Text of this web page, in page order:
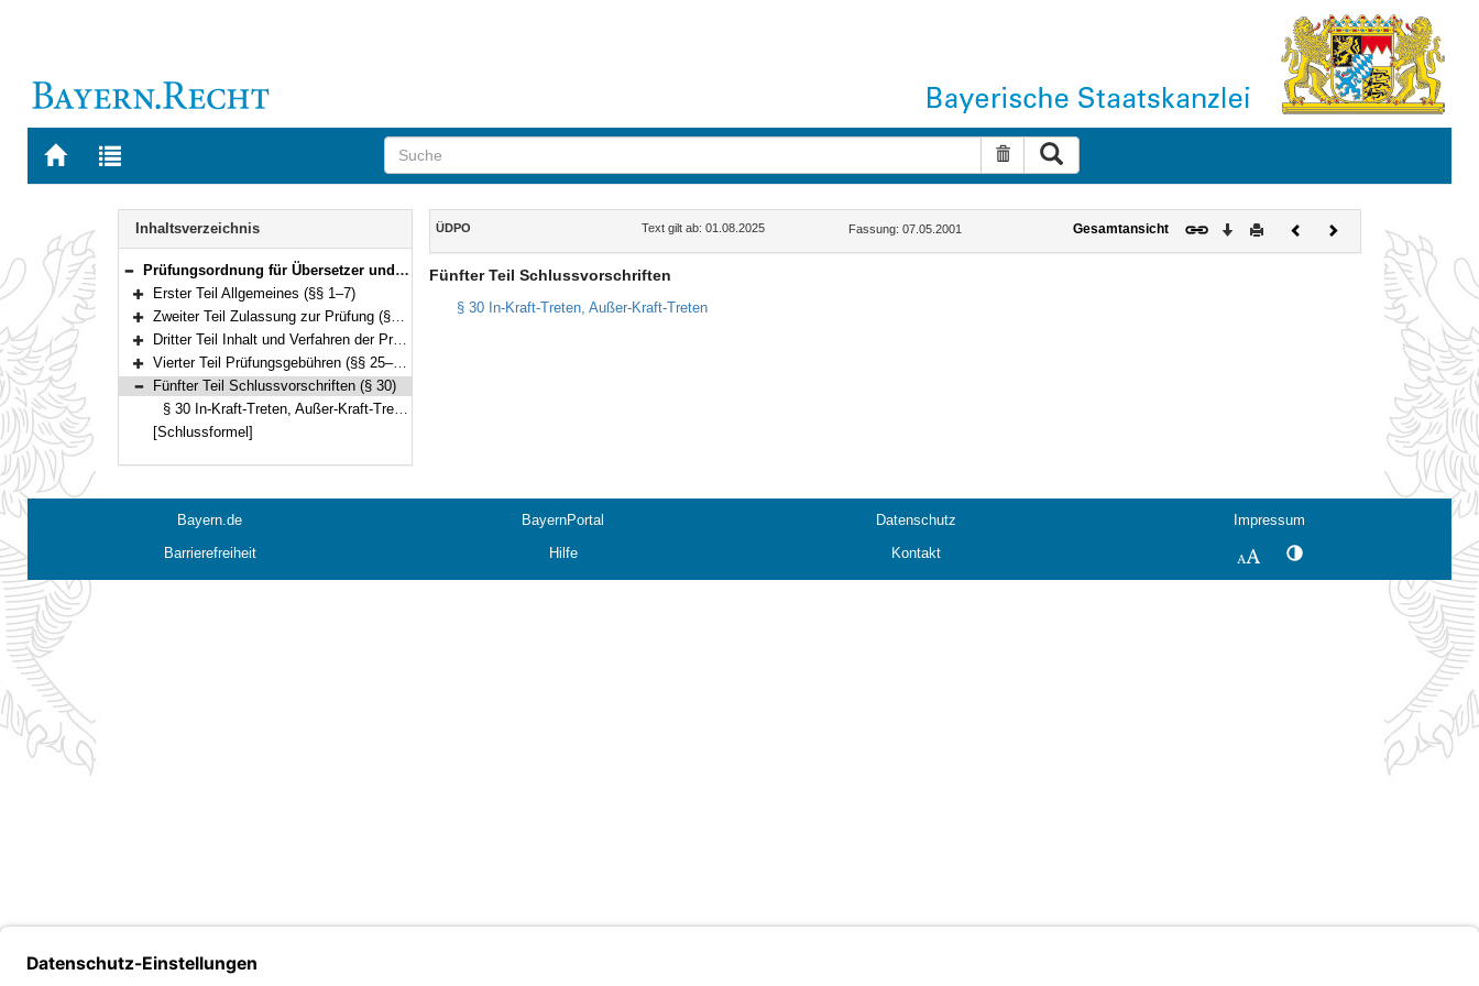
Zur
BAYERN.RECHT
Zur
letzten
Suche zurücksetzen
Navigation
Inhaltsverzeichnis
Bereich reduzieren
Prüfungsordnung für Übersetzer und Dolmetscher (ÜDPO) Vom 7. Mai 2001 (GVBl. S. 255) BayRS 2236-9-3-K (§§ 1–30)
Bereich erweitern
Erster Teil Allgemeines (§§ 1–7)
Bereich erweitern
Zweiter Teil Zulassung zur Prüfung (§§ 8–11)
Bereich erweitern
Dritter Teil Inhalt und Verfahren der Prüfung (§§ 12–24)
Bereich erweitern
Vierter Teil Prüfungsgebühren (§§ 25–29)
Bereich reduzieren
Fünfter Teil Schlussvorschriften (§ 30)
§ 30 In-Kraft-Treten, Außer-Kraft-Treten
[Schlussformel]
Inhalt
ÜDPO Text gilt ab: 01.08.2025 Fassung: 07.05.2001 Gesamtansicht Download
DruckenVorherigesNächstes
Dokument
Fünfter Teil Schlussvorschriften
§ 30 In-Kraft-Treten, Außer-Kraft-Treten
Bayern.de BayernPortal Datenschutz
Impressum
Barrierefreiheit
Hilfe Kontakt SchriftgrößeKontrastwechsel